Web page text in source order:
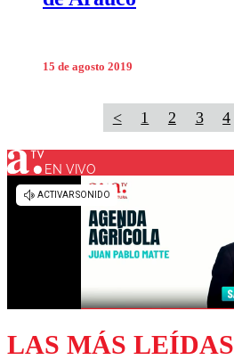
15 de agosto 2019
< 1 2 3 4
EN VIVO
LAS MÁS LEÍDAS